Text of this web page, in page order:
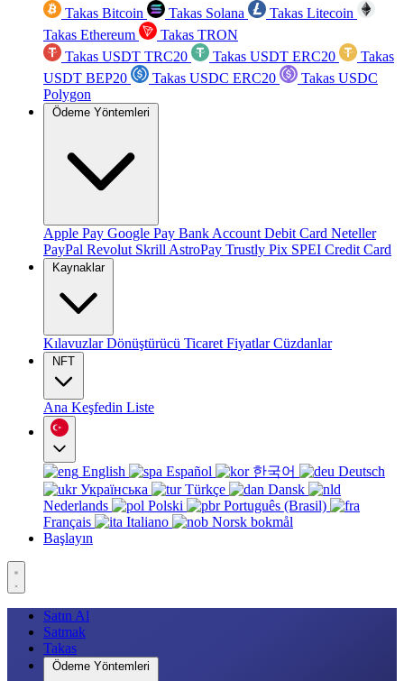
Takas Bitcoin Takas Solana
Takas Litecoin
Takas Ethereum
Takas TRON
Takas USDT TRC20
Takas USDT ERC20
Takas
USDT BEP20
Takas USDC ERC20
Takas USDC
Polygon
Ödeme Yöntemleri
Apple Pay Google Pay Bank Account Debit Card Neteller
PayPal Revolut Skrill AstroPay Trustly Pix SPEI Credit Card
Kaynaklar
KılavuzlarDönüştürücü Ticaret FiyatlarCüzdanlar
NFT
Ana Keşfedin Liste
English Español 한국어
Deutsch
Українська
Türkçe
Dansk
Nederlands
Polski
Português (Brasil)
Français
Italiano
Norsk bokmål
Başlayın
Satın Al
Satmak
Takas
Ödeme Yöntemleri